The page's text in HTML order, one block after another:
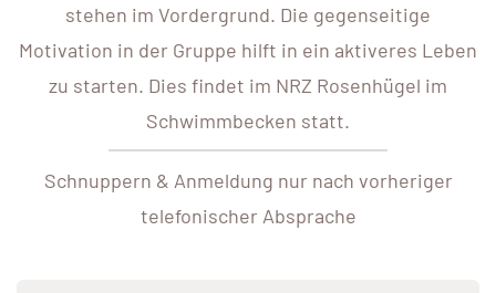
stehen im Vordergrund. Die gegenseitige
Motivation in der Gruppe hilft in ein aktiveres Leben
zu starten. Dies findet im NRZ Rosenhügel im
Schwimmbecken statt.
Schnuppern & Anmeldung nur nach vorheriger
telefonischer Absprache